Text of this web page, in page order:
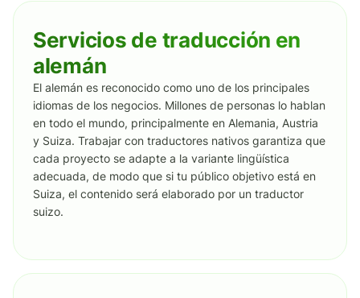
Servicios de traducción en
alemán
El alemán es reconocido como uno de los principales
idiomas de los negocios. Millones de personas lo hablan
en todo el mundo, principalmente en Alemania, Austria
y Suiza. Trabajar con traductores nativos garantiza que
cada proyecto se adapte a la variante lingüística
adecuada, de modo que si tu público objetivo está en
Suiza, el contenido será elaborado por un traductor
suizo.